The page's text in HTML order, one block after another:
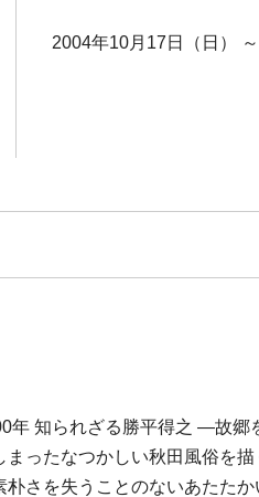
2004年10月17日（日）
知られざる勝平得之 ―故
ったなつかしい秋田風俗を
さを失うことのないあたた